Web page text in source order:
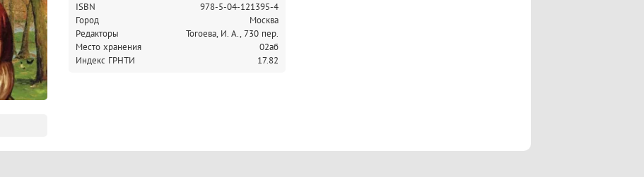
ISBN
978-5-04-121395-4
Город
Москва
Редакторы
Тогоева, И. А., 730 пер.
Место хранения
02аб
Индекс ГРНТИ
17.82